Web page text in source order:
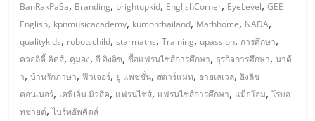
เอ็
มอี
ไทย,
BanRakPaSa, Branding, brightupkid, EnglishCorner, EyeLevel,GEE
English, kpnmusicacademy, kumonthailand, Mathhome, NADA,
qualitykids, robotschild,starmaths,Training, upassion, การศึกษา,
ควอลิตี้ คิดส์, คุมอง,จี อิงลิช,ซื้อแฟรนไชส์การศึกษา, ธุรกิจการศึกษา,นาด้
า,บ้านรักภาษา,ฟิวเจอร์, ยู แพชชั่น, สตาร์แมท, อายเลเวล,อิงลิช
คอนเนอร์, เคพีเอ็น มิวสิค, แฟรนไชส์, แฟรนไชส์การศึกษา, แม็ธโฮม,โรบอ
ทชายด์,ไบร์ทอัพคิดส์